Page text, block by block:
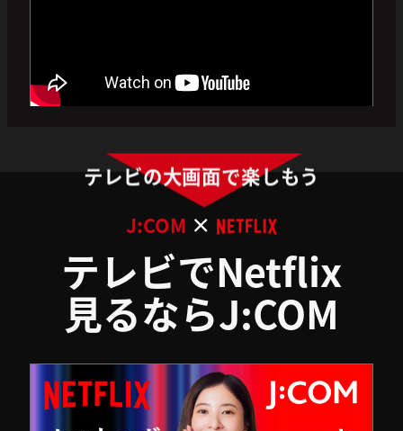
テレビの大画面で楽しもう
J:COM ×
テレビでNetflix
見るならJ:COM